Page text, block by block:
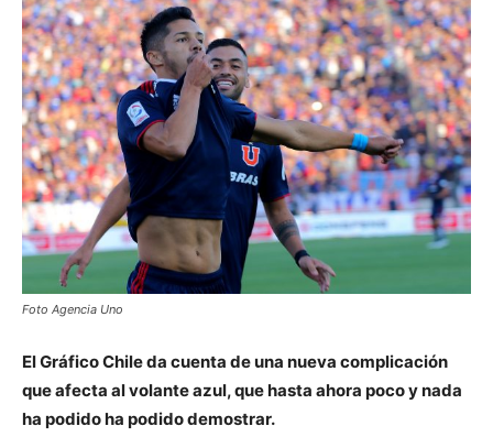
Foto Agencia Uno
El Gráfico Chile da cuenta de una nueva complicación
que afecta al volante azul, que hasta ahora poco y nada
ha podido ha podido demostrar.